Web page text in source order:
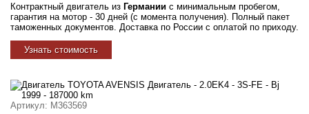
Контрактный двигатель из Германии с минимальным пробегом,
гарантия на мотор - 30 дней (с момента получения). Полный пакет
таможенных документов. Доставка по России с оплатой по приходу.
Узнать стоимость
Артикул: M363569